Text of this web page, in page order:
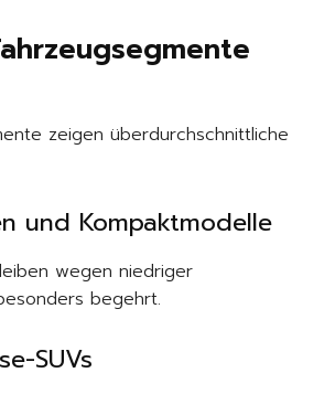
zeigen überdurchschnittliche
und Kompaktmodelle
wegen niedriger
begehrt.
SUVs